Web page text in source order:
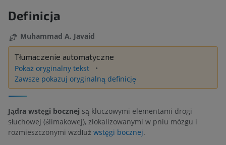
Definicja
Muhammad A. Javaid
Tłumaczenie automatyczne
Pokaż oryginalny tekst
Zawsze pokazuj oryginalną definicję
Jądra wstęgi bocznej są kluczowymi elementami drogi
słuchowej (ślimakowej), zlokalizowanymi w pniu mózgu i
rozmieszczonymi wzdłuż wstęgi bocznej.